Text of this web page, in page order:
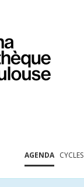
AGENDA CYCLES